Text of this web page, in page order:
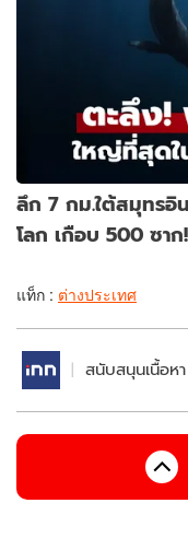
ลึก 7 กม.ใต้สมุทรอิ
โลก เกือบ 500 ซา
แท็ก : ต่างประเทศ
สนับสนุนเนื้อหา